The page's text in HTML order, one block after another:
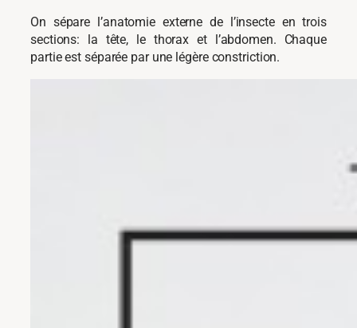
On sépare l’anatomie externe de l’insecte en trois
sections: la tête, le thorax et l’abdomen. Chaque
partie est séparée par une légère constriction.